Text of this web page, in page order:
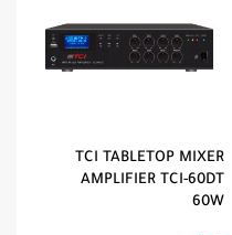
TCI TABLETOP MIXER
AMPLIFIER TCI-60DT
60W